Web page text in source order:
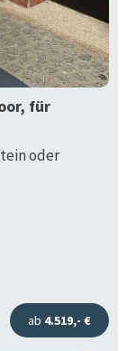
für
oder
ab 4.519,- €